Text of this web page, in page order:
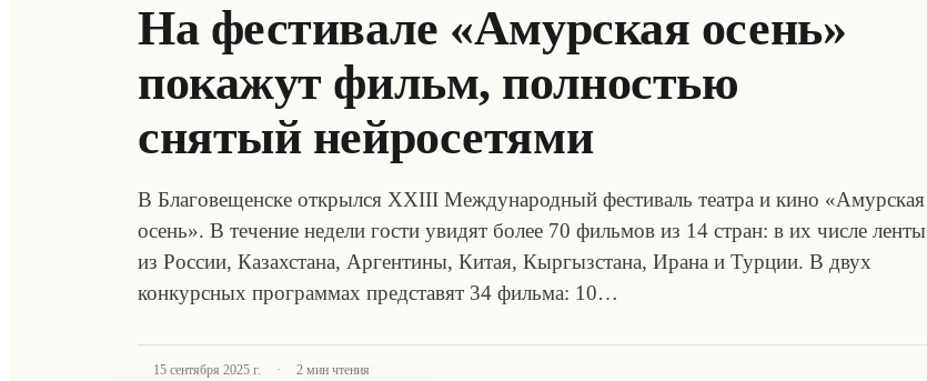
На фестивале «Амурская осень»
покажут фильм, полностью
снятый нейросетями
В Благовещенске открылся XXIII Международный фестиваль театра и кино «Амурская
осень». В течение недели гости увидят более 70 фильмов из 14 стран: в их числе ленты
из России, Казахстана, Аргентины, Китая, Кыргызстана, Ирана и Турции. В двух
конкурсных программах представят 34 фильма: 10…
15 сентября 2025 г. · 2 мин чтения